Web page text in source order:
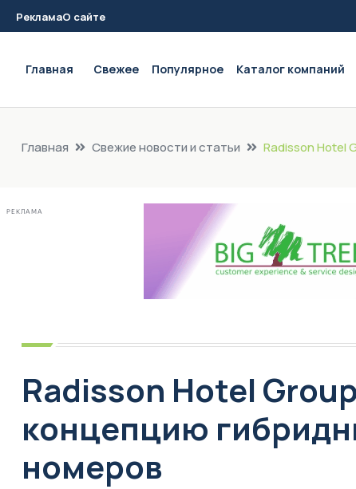
РекламаО сайте
Главная Свежее Популярное Каталог компаний
Главная Свежие новости и статьи Radisson Hotel
РЕКЛАМА
Radisson Hotel
концепцию
номеров